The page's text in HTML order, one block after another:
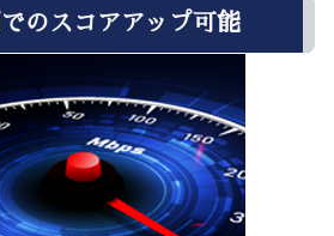
のスコアアップ可能